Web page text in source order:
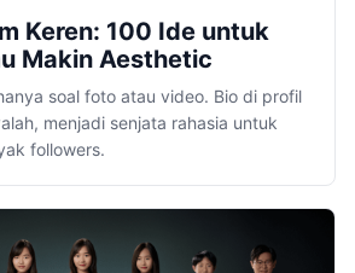
Keren: 100 Ide untuk
Makin Aesthetic
soal foto atau video. Bio di profil
menjadi senjata rahasia untuk
followers.